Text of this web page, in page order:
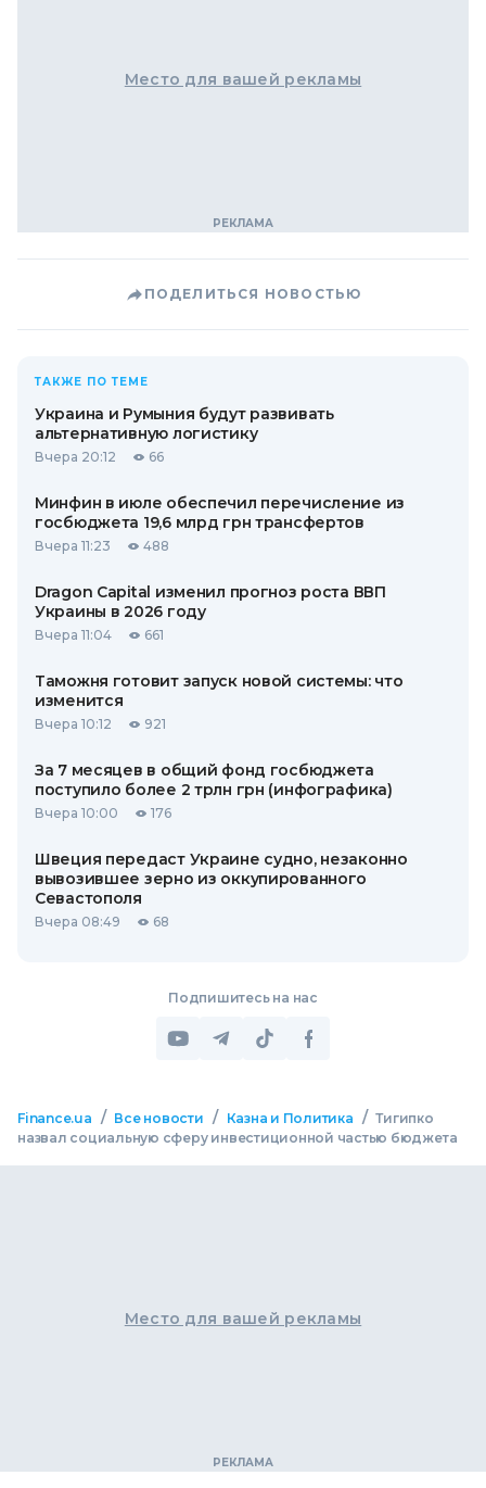
Место для вашей рекламы
ПОДЕЛИТЬСЯ НОВОСТЬЮ
ТАКЖЕ ПО ТЕМЕ
Украина и Румыния будут развивать
альтернативную логистику
Вчера 20:12 66
Минфин в июле обеспечил перечисление из
госбюджета 19,6 млрд грн трансфертов
Вчера 11:23 488
Dragon Capital изменил прогноз роста ВВП
Украины в 2026 году
Вчера 11:04 661
Таможня готовит запуск новой системы: что
изменится
Вчера 10:12 921
За 7 месяцев в общий фонд госбюджета
поступило более 2 трлн грн (инфографика)
Вчера 10:00 176
Швеция передаст Украине судно, незаконно
вывозившее зерно из оккупированного
Севастополя
Вчера 08:49 68
Подпишитесь на нас
Finance.ua / Все новости / Казна и Политика / Тигипко
назвал социальную сферу инвестиционной частью бюджета
Место для вашей рекламы